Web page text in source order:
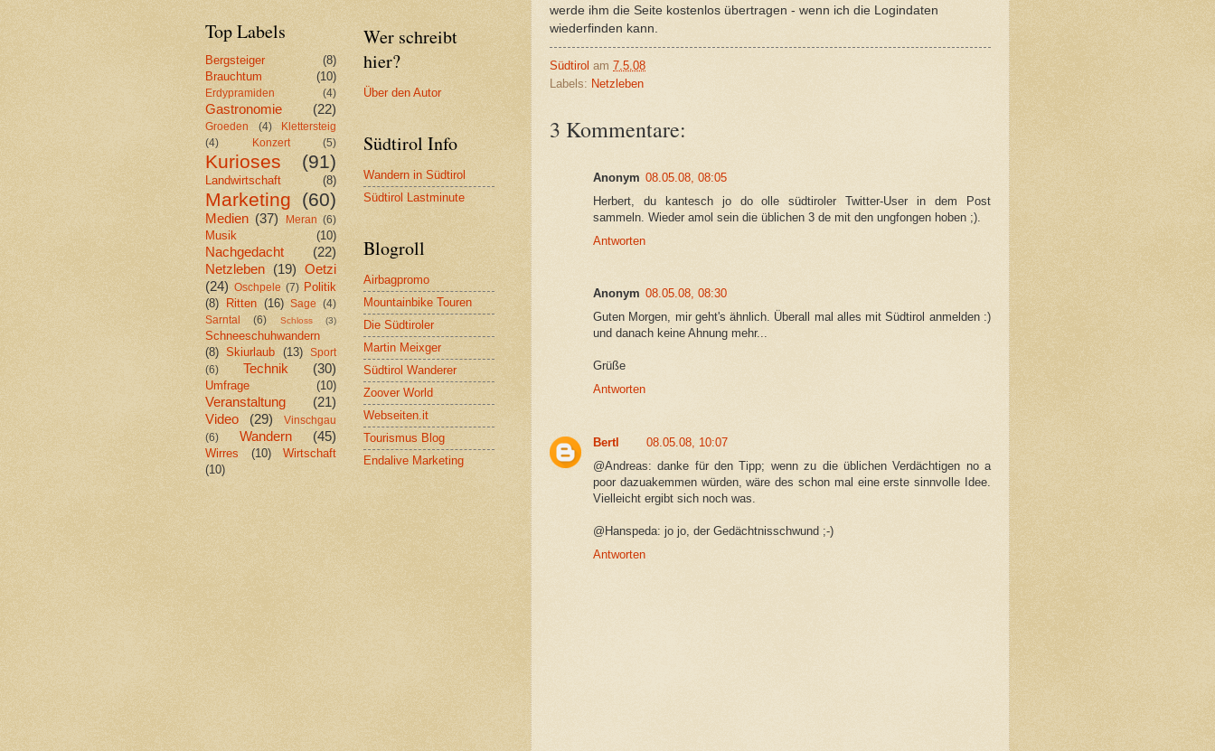
werde ihm die Seite kostenlos übertragen - wenn ich die Logindaten
wiederfinden kann.
Südtirol am 7.5.08
Labels: Netzleben
3 Kommentare:
Anonym 08.05.08, 08:05
Herbert, du kantesch jo do olle südtiroler Twitter-User in dem Post
sammeln. Wieder amol sein die üblichen 3 de mit den ungfongen hoben ;).
Antworten
Anonym 08.05.08, 08:30
Guten Morgen, mir geht's ähnlich. Überall mal alles mit Südtirol anmelden :)
und danach keine Ahnung mehr...
Grüße
Antworten
Bertl
08.05.08, 10:07
@Andreas: danke für den Tipp; wenn zu die üblichen Verdächtigen no a
poor dazuakemmen würden, wäre des schon mal eine erste sinnvolle Idee.
Vielleicht ergibt sich noch was.
@Hanspeda: jo jo, der Gedächtnisschwund ;-)
Antworten
Top Labels
Bergsteiger
(8)
Brauchtum
(10)
Erdypramiden (4)
Gastronomie (22)
Groeden (4)
Klettersteig
(4)
Konzert (5)
Kurioses (91)
Landwirtschaft (8)
Marketing (60)
Medien (37) Meran (6)
Musik (10)
Nachgedacht
(22)
Netzleben (19) Oetzi
(24) Oschpele (7) Politik
(8)
Ritten (16) Sage (4)
Sarntal
(6) Schloss (3)
Schneeschuhwandern
(8) Skiurlaub (13)
Sport
(6)
Technik (30)
Umfrage (10)
Veranstaltung
(21)
Video
(29)
Vinschgau
(6)
Wandern (45)
Wirres (10)
Wirtschaft
(10)
Wer schreibt
hier?
Über den Autor
Südtirol Info
Wandern in Südtirol
Südtirol Lastminute
Blogroll
Airbagpromo
Mountainbike Touren
Die Südtiroler
Martin Meixger
Südtirol Wanderer
Zoover World
Webseiten.it
Tourismus Blog
Endalive Marketing